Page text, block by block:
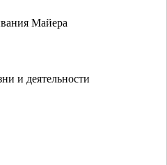
Майера
и деятельности